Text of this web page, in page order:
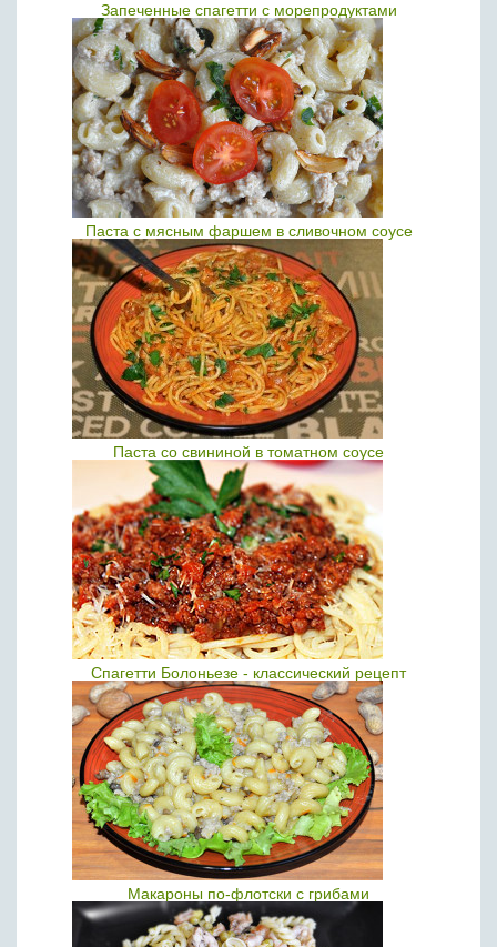
Запеченные спагетти с морепродуктами
Паста с мясным фаршем в сливочном соусе
Паста со свининой в томатном соусе
Спагетти Болоньезе - классический рецепт
Макароны по-флотски с грибами